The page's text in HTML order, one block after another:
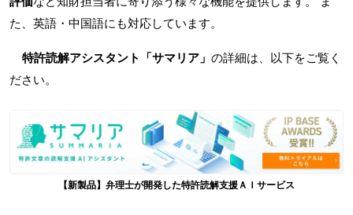
た、英語・中国語にも対応しています。
特許読解アシスタント「サマリア」 の詳細は、以下をご覧く
ださい。
【新製品】弁理士が開発した特許読解支援ＡＩサービス